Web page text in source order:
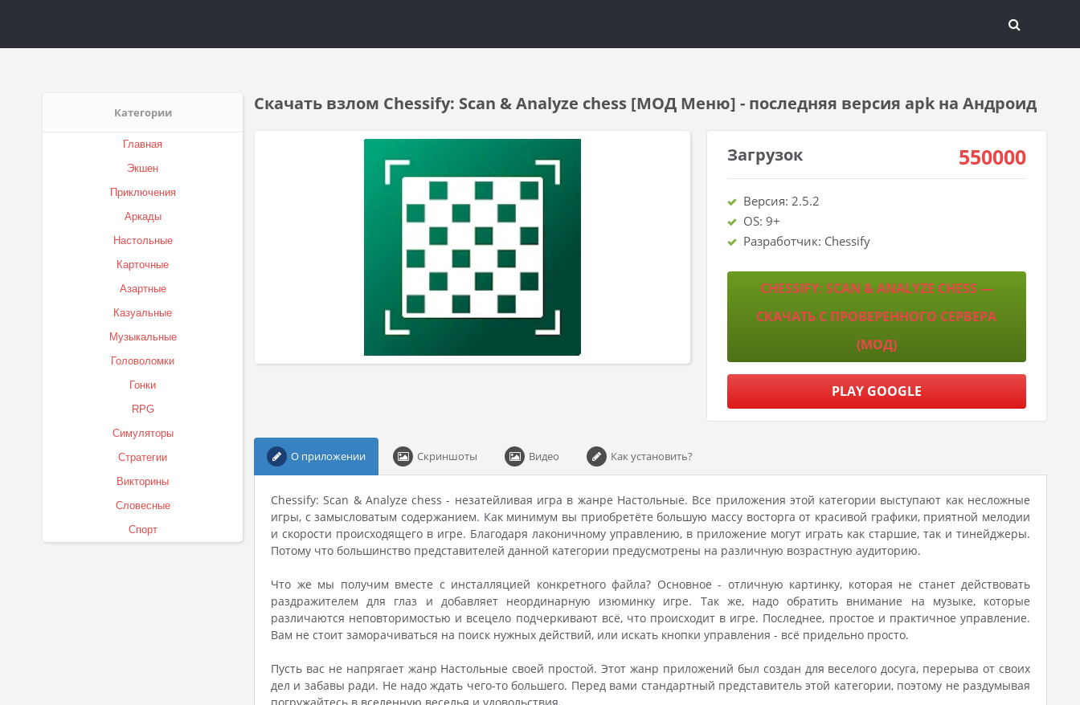
Категории
Главная
Экшен
Приключения
Аркады
Настольные
Карточные
Азартные
Казуальные
Музыкальные
Головоломки
Гонки
RPG
Симуляторы
Стратегии
Викторины
Словесные
Спорт
Скачать взлом Chessify: Scan & Analyze chess [МОД Меню] - последняя версия apk на Андроид
Загрузок 550000
Версия: 2.5.2
OS: 9+
Разработчик: Chessify
CHESSIFY: SCAN & ANALYZE CHESS —
СКАЧАТЬ С ПРОВЕРЕННОГО СЕРВЕРА
(МОД)
PLAY GOOGLE
О приложении Скриншоты Видео Как установить?
Chessify: Scan & Analyze chess - незатейливая игра в жанре Настольные. Все приложения этой категории выступают как несложные
игры, с замысловатым содержанием. Как минимум вы приобретёте большую массу восторга от красивой графики, приятной мелодии
и скорости происходящего в игре. Благодаря лаконичному управлению, в приложение могут играть как старшие, так и тинейджеры.
Потому что большинство представителей данной категории предусмотрены на различную возрастную аудиторию.
Что же мы получим вместе с инсталляцией конкретного файла? Основное - отличную картинку, которая не станет действовать
раздражителем для глаз и добавляет неординарную изюминку игре. Так же, надо обратить внимание на музыке, которые
различаются неповторимостью и всецело подчеркивают всё, что происходит в игре. Последнее, простое и практичное управление.
Вам не стоит заморачиваться на поиск нужных действий, или искать кнопки управления - всё придельно просто.
Пусть вас не напрягает жанр Настольные своей простой. Этот жанр приложений был создан для веселого досуга, перерыва от своих
дел и забавы ради. Не надо ждать чего-то большего. Перед вами стандартный представитель этой категории, поэтому не раздумывая